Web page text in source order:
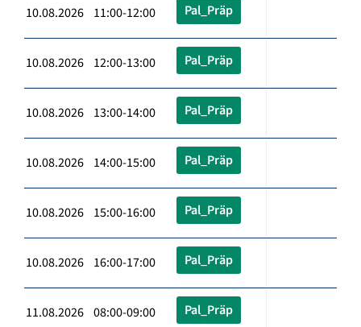
10.08.2026 11:00-12:00 Pal_Präp
10.08.2026 12:00-13:00 Pal_Präp
10.08.2026 13:00-14:00 Pal_Präp
10.08.2026 14:00-15:00 Pal_Präp
10.08.2026 15:00-16:00 Pal_Präp
10.08.2026 16:00-17:00 Pal_Präp
11.08.2026 08:00-09:00 Pal_Präp